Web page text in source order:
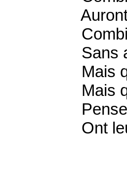
Auront
Sans
Mais
Mais
Ont